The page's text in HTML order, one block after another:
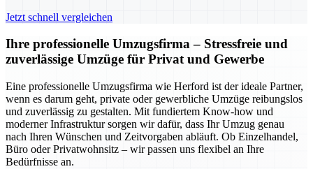
Jetzt schnell vergleichen
Ihre professionelle Umzugsfirma – Stressfreie und
zuverlässige Umzüge für Privat und Gewerbe
Eine professionelle Umzugsfirma wie Herford ist der ideale Partner,
wenn es darum geht, private oder gewerbliche Umzüge reibungslos
und zuverlässig zu gestalten. Mit fundiertem Know-how und
moderner Infrastruktur sorgen wir dafür, dass Ihr Umzug genau
nach Ihren Wünschen und Zeitvorgaben abläuft. Ob Einzelhandel,
Büro oder Privatwohnsitz – wir passen uns flexibel an Ihre
Bedürfnisse an.